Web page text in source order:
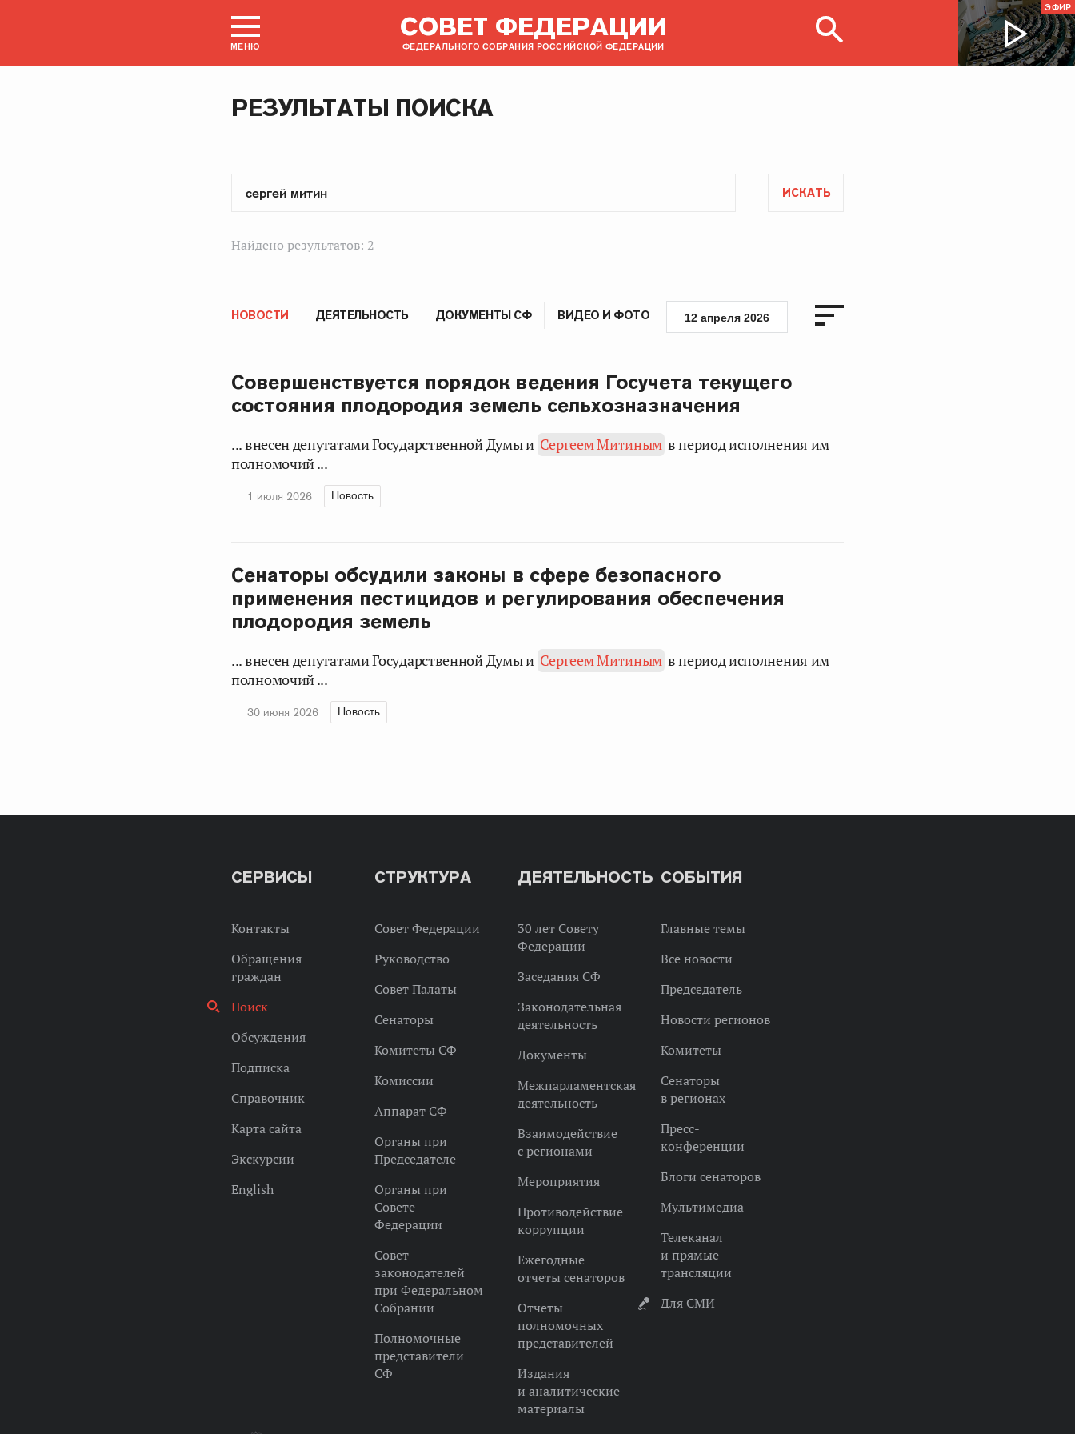
МЕНЮ
СОВЕТ ФЕДЕРАЦИИ
ФЕДЕРАЛЬНОГО СОБРАНИЯ РОССИЙСКОЙ ФЕДЕРАЦИИ
ЭФИР
РЕЗУЛЬТАТЫ ПОИСКА
ИСКАТЬ
Найдено результатов: 2
НОВОСТИ ДЕЯТЕЛЬНОСТЬ ДОКУМЕНТЫ СФ ВИДЕО И ФОТО 12 апреля 2026
Совершенствуется порядок ведения Госучета текущего
состояния плодородия земель сельхозназначения
... внесен депутатами Государственной Думы и Сергеем Митиным в период исполнения им
полномочий ...
1 июля 2026 Новость
Сенаторы обсудили законы в сфере безопасного
применения пестицидов и регулирования обеспечения
плодородия земель
... внесен депутатами Государственной Думы и Сергеем Митиным в период исполнения им
полномочий ...
30 июня 2026 Новость
СЕРВИСЫ
Контакты
Обращения
граждан
Поиск
Обсуждения
Подписка
Справочник
Карта сайта
Экскурсии
English
СТРУКТУРА
Совет Федерации
Руководство
Совет Палаты
Сенаторы
Комитеты СФ
Комиссии
Аппарат СФ
Органы при
Председателе
Органы при
Совете
Федерации
Совет
законодателей
при Федеральном
Собрании
Полномочные
представители
СФ
ДЕЯТЕЛЬНОСТЬ
30 лет Совету
Федерации
Заседания СФ
Законодательная
деятельность
Документы
Межпарламентская
деятельность
Взаимодействие
с регионами
Мероприятия
Противодействие
коррупции
Ежегодные
отчеты сенаторов
Отчеты
полномочных
представителей
Издания
и аналитические
материалы
СОБЫТИЯ
Главные темы
Все новости
Председатель
Новости регионов
Комитеты
Сенаторы
в регионах
Пресс-
конференции
Блоги сенаторов
Мультимедиа
Телеканал
и прямые
трансляции
Для СМИ